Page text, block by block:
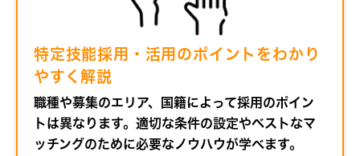
特定技能採用・活用のポイントをわかり
やすく解説
職種や募集のエリア、国籍によって採用のポイン
トは異なります。適切な条件の設定やベストなマ
ッチングのために必要なノウハウが学べます。